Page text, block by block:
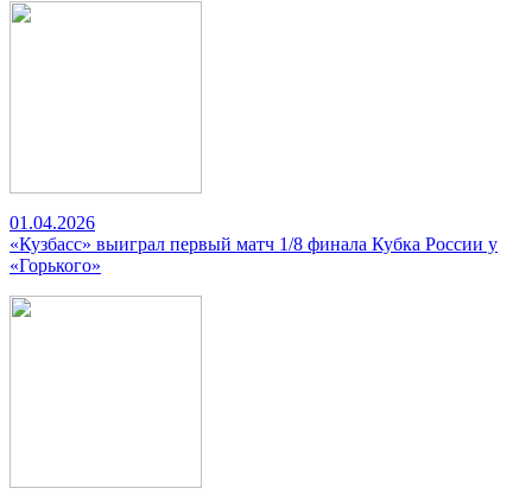
01.04.2026
«Кузбасс» выиграл первый матч 1/8 финала Кубка России у
«Горького»